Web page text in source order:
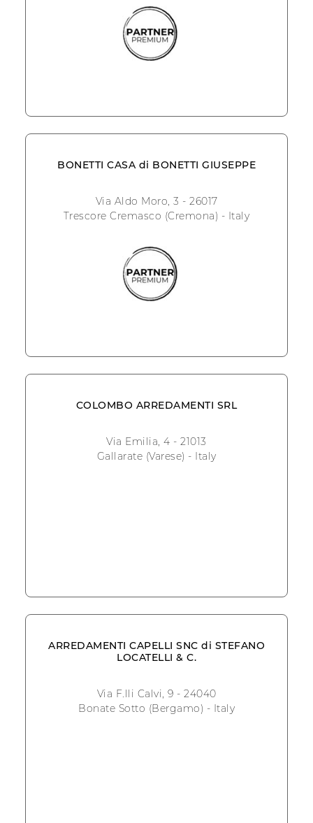
BONETTI CASA di BONETTI GIUSEPPE
Via Aldo Moro, 3 - 26017
Trescore Cremasco (Cremona) - Italy
COLOMBO ARREDAMENTI SRL
Via Emilia, 4 - 21013
Gallarate (Varese) - Italy
ARREDAMENTI CAPELLI SNC di STEFANO
LOCATELLI & C.
Via F.lli Calvi, 9 - 24040
Bonate Sotto (Bergamo) - Italy